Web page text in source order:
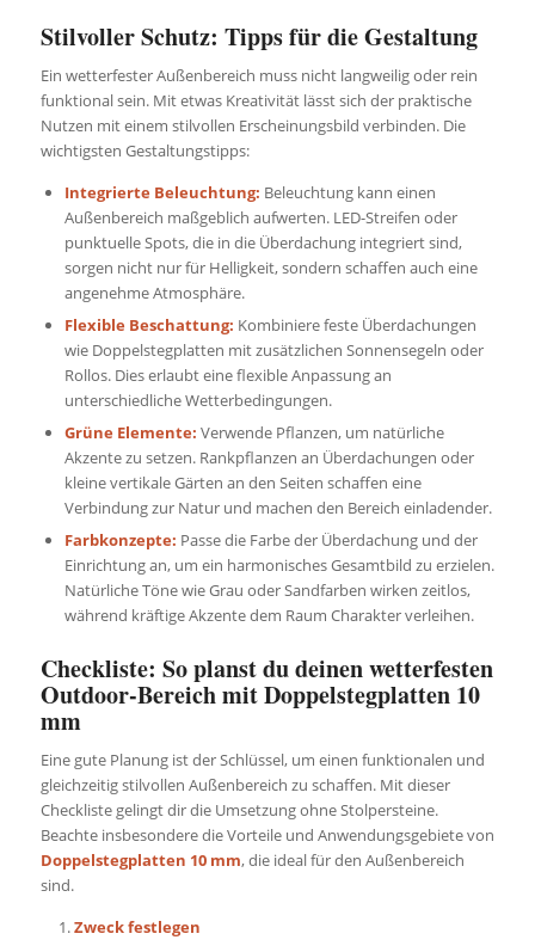
Stilvoller Schutz: Tipps für die Gestaltung
Ein wetterfester Außenbereich muss nicht langweilig oder rein
funktional sein. Mit etwas Kreativität lässt sich der praktische
Nutzen mit einem stilvollen Erscheinungsbild verbinden. Die
wichtigsten Gestaltungstipps:
Integrierte Beleuchtung: Beleuchtung kann einen
Außenbereich maßgeblich aufwerten. LED-Streifen oder
punktuelle Spots, die in die Überdachung integriert sind,
sorgen nicht nur für Helligkeit, sondern schaffen auch eine
angenehme Atmosphäre.
Flexible Beschattung: Kombiniere feste Überdachungen
wie Doppelstegplatten mit zusätzlichen Sonnensegeln oder
Rollos. Dies erlaubt eine flexible Anpassung an
unterschiedliche Wetterbedingungen.
Grüne Elemente: Verwende Pflanzen, um natürliche
Akzente zu setzen. Rankpflanzen an Überdachungen oder
kleine vertikale Gärten an den Seiten schaffen eine
Verbindung zur Natur und machen den Bereich einladender.
Farbkonzepte: Passe die Farbe der Überdachung und der
Einrichtung an, um ein harmonisches Gesamtbild zu erzielen.
Natürliche Töne wie Grau oder Sandfarben wirken zeitlos,
während kräftige Akzente dem Raum Charakter verleihen.
Checkliste: So planst du deinen wetterfesten
Outdoor-Bereich mit Doppelstegplatten 10
mm
Eine gute Planung ist der Schlüssel, um einen funktionalen und
gleichzeitig stilvollen Außenbereich zu schaffen. Mit dieser
Checkliste gelingt dir die Umsetzung ohne Stolpersteine.
Beachte insbesondere die Vorteile und Anwendungsgebiete von
Doppelstegplatten 10 mm, die ideal für den Außenbereich
sind.
Zweck festlegen